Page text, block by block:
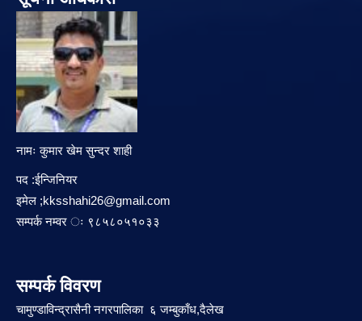
नामः कुमार खेम सुन्दर शाही
पद :ईन्जिनियर
इमेल ;kksshahi26@gmail.com
सम्पर्क नम्वर ः ९८५८०५१०३३
सम्पर्क विवरण
चामुण्डाविन्द्रासैनी नगरपालिका ६ जम्बुकाँध,दैलेख